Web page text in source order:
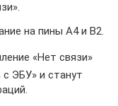
на пины А4 и В2.
«Нет связи»
ЭБУ» и станут